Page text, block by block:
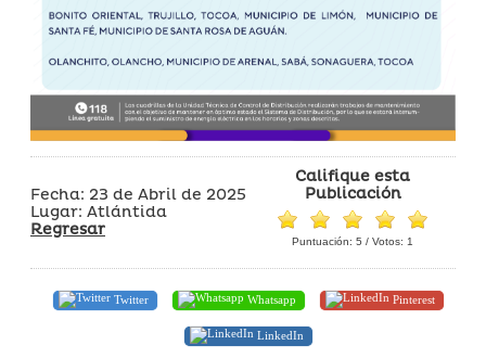
Fecha: 23 de Abril de 2025
Lugar: Atlántida
Regresar
Califique esta
Publicación
Puntuación: 5 / Votos: 1
Twitter Whatsapp Pinterest
LinkedIn